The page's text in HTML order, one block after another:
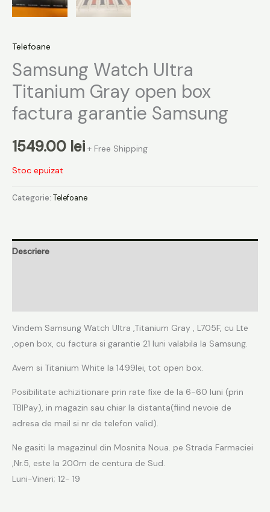
Telefoane
Samsung Watch Ultra
Titanium Gray open box
factura garantie Samsung
1549.00 lei + Free Shipping
Stoc epuizat
Categorie: Telefoane
Descriere
Vindem Samsung Watch Ultra ,Titanium Gray , L705F, cu Lte
,open box, cu factura si garantie 21 luni valabila la Samsung.
Avem si Titanium White la 1499lei, tot open box.
Posibilitate achizitionare prin rate fixe de la 6-60 luni (prin
TBIPay), in magazin sau chiar la distanta(fiind nevoie de
adresa de mail si nr de telefon valid).
Ne gasiti la magazinul din Mosnita Noua. pe Strada Farmaciei
,Nr.5, este la 200m de centura de Sud.
Luni-Vineri; 12- 19